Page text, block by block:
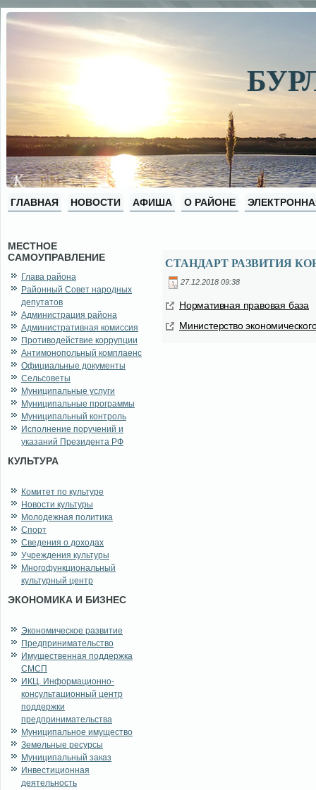
ГЛАВНАЯ НОВОСТИ АФИША О РАЙОНЕ
МЕСТНОЕ
САМОУПРАВЛЕНИЕ
Глава района
Районный Совет народных
депутатов
Администрация района
Административная комиссия
Противодействие коррупции
Антимонопольный комплаенс
Официальные документы
Сельсоветы
Муниципальные услуги
Муниципальные программы
Муниципальный контроль
Исполнение поручений и
указаний Президента РФ
КУЛЬТУРА
Комитет по культуре
Новости культуры
Молодежная политика
Спорт
Сведения о доходах
Учреждения культуры
Многофункциональный
культурный центр
ЭКОНОМИКА И БИЗНЕС
Экономическое развитие
Предпринимательство
Имущественная поддержка
СМСП
ИКЦ. Информационно-
консультационный центр
поддержки
предпринимательства
Муниципальное имущество
Земельные ресурсы
Муниципальный заказ
Инвестиционная
деятельность
СТАНДАРТ РАЗВИТИЯ
27.12.2018 09:38
Нор­ма­тив­ная пра­во­вая ба­за
Ми­ни­стер­ство